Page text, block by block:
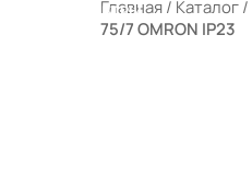
Главная / Каталог /
75/7 OMRON IP23
ФИЛЬТРЫ